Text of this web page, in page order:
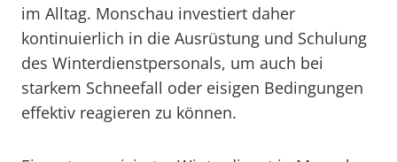
im Alltag. Monschau investiert daher
kontinuierlich in die Ausrüstung und Schulung
des Winterdienstpersonals, um auch bei
starkem Schneefall oder eisigen Bedingungen
effektiv reagieren zu können.